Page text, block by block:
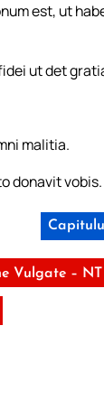
est, ut
ut det
malitia.
donavit vobis.
Vulgate – NT